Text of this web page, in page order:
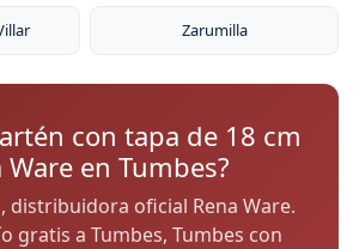
Zarumilla
con tapa de 18 cm
Ware en Tumbes?
distribuidora oficial Rena Ware.
gratis a Tumbes, Tumbes con